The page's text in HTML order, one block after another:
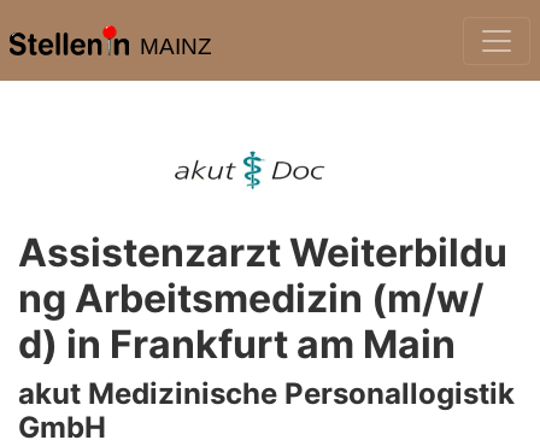
MAINZ
Assistenzarzt Weiterbildu
ng Arbeitsmedizin (m/w/
d) in Frankfurt am Main
akut Medizinische Personallogistik
GmbH